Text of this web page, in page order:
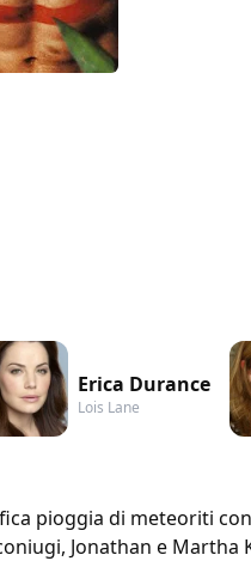
Erica Durance
Lois Lane
pioggia di meteoriti
Jonathan e